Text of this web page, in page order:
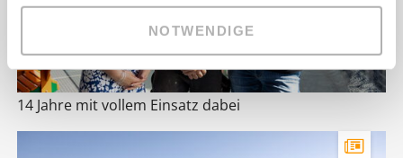
NOTWENDIGE
14 Jahre mit vollem Einsatz dabei